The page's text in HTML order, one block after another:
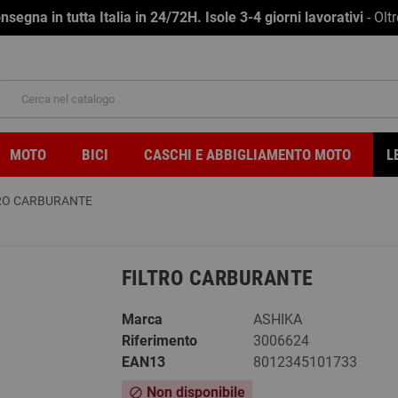
in tutta Italia in 24/72H. Isole 3-4 giorni lavorativi -
MOTO BICI CASCHI E ABBIGLIAMENTO MOTO
CARBURANTE
FILTRO CARBURANTE
Marca
ASHIKA
Riferimento
3006624
EAN13
8012345101733
block Non disponibile